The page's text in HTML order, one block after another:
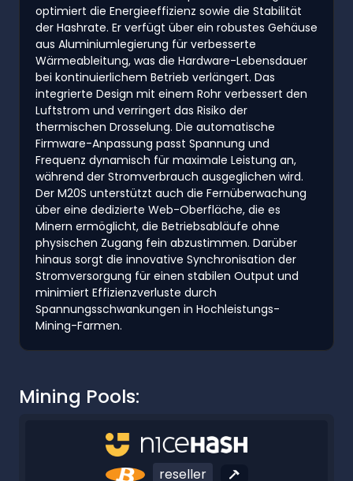
optimiert die Energieeffizienz sowie die Stabilität
der Hashrate. Er verfügt über ein robustes Gehäuse
aus Aluminiumlegierung für verbesserte
Wärmeableitung, was die Hardware-Lebensdauer
bei kontinuierlichem Betrieb verlängert. Das
integrierte Design mit einem Rohr verbessert den
Luftstrom und verringert das Risiko der
thermischen Drosselung. Die automatische
Firmware-Anpassung passt Spannung und
Frequenz dynamisch für maximale Leistung an,
während der Stromverbrauch ausgeglichen wird.
Der M20S unterstützt auch die Fernüberwachung
über eine dedizierte Web-Oberfläche, die es
Minern ermöglicht, die Betriebsabläufe ohne
physischen Zugang fein abzustimmen. Darüber
hinaus sorgt die innovative Synchronisation der
Stromversorgung für einen stabilen Output und
minimiert Effizienzverluste durch
Spannungsschwankungen in Hochleistungs-
Mining-Farmen.
Mining Pools:
reseller